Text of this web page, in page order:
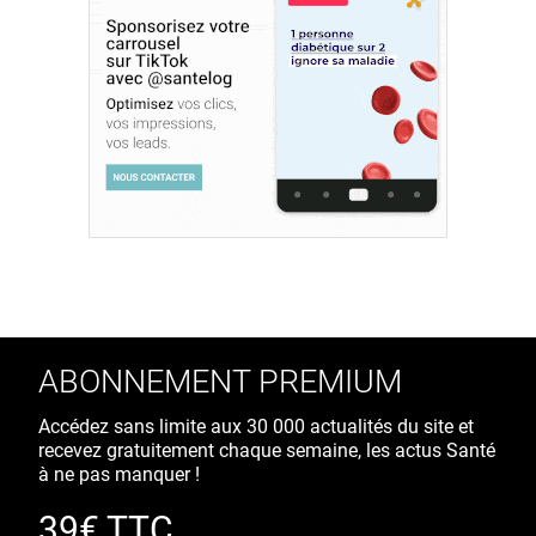
ABONNEMENT PREMIUM
Accédez sans limite aux 30 000 actualités du site et
recevez gratuitement chaque semaine, les actus Santé
à ne pas manquer !